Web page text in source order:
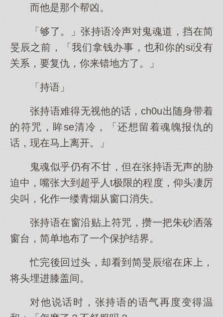
而他是那个帮凶。
「够了。」张持语冷声对鬼魂道，挡在简
旻辰之前，「我们拿钱办事，也和你的si没有
关系，要复仇，你来错地方了。」
「持语」
张持语难得无视他的话，ch0u出随身带着
的符咒，眸se清冷，「还想留着魂魄报仇的
话，现在马上离开。」
鬼魂似乎仍有不甘，但在张持语无声的胁
迫中，嘴张大到超乎人t极限的程度，仰头凄厉
尖叫，化作一缕青烟从窗口消失。
张持语在窗沿贴上符咒，攒一把朱砂洒落
窗台，简单地布了一个保护结界。
忙完後回过头，却看到简旻辰缩在床上，
将头埋进膝盖间。
对他说话时，张持语的语气再度变得温